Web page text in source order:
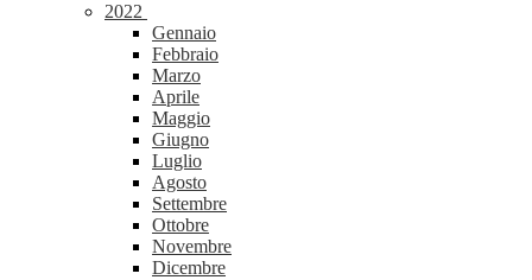
2022
Gennaio
Febbraio
Marzo
Aprile
Maggio
Giugno
Luglio
Agosto
Settembre
Ottobre
Novembre
Dicembre